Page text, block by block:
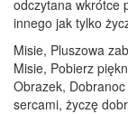
odczytana wkrótce
innego jak tylko
Misie, Pluszowa
Misie, Pobierz
Obrazek,
sercami, życzę